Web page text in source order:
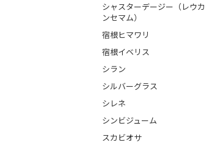
シャスターデージー（レウカ
ンセマム）
宿根ヒマワリ
宿根イベリス
シラン
シルバーグラス
シレネ
シンビジューム
スカビオサ